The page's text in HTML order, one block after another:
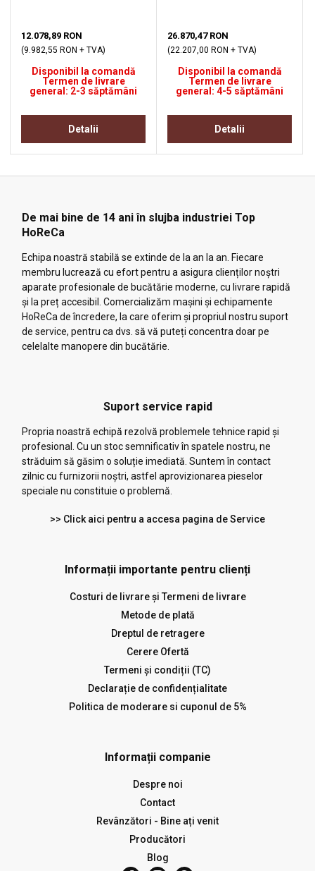
12.078,89 RON
(9.982,55 RON + TVA)
Disponibil la comandă
Termen de livrare
general: 2-3 săptămâni
Detalii
26.870,47 RON
(22.207,00 RON + TVA)
Disponibil la comandă
Termen de livrare
general: 4-5 săptămâni
Detalii
De mai bine de 14 ani în slujba industriei Top
HoReCa
Echipa noastră stabilă se extinde de la an la an. Fiecare
membru lucrează cu efort pentru a asigura clienților noștri
aparate profesionale de bucătărie moderne, cu livrare rapidă
și la preț accesibil. Comercializăm mașini și echipamente
HoReCa de încredere, la care oferim și propriul nostru suport
de service, pentru ca dvs. să vă puteți concentra doar pe
celelalte manopere din bucătărie.
Suport service rapid
Propria noastră echipă rezolvă problemele tehnice rapid și
profesional. Cu un stoc semnificativ în spatele nostru, ne
străduim să găsim o soluție imediată. Suntem în contact
zilnic cu furnizorii noștri, astfel aprovizionarea pieselor
speciale nu constituie o problemă.
>> Click aici pentru a accesa pagina de Service
Informații importante pentru clienți
Costuri de livrare și Termeni de livrare
Metode de plată
Dreptul de retragere
Cerere Ofertă
Termeni și condiții (TC)
Declarație de confidențialitate
Politica de moderare si cuponul de 5%
Informații companie
Despre noi
Contact
Revânzători - Bine ați venit
Producători
Blog